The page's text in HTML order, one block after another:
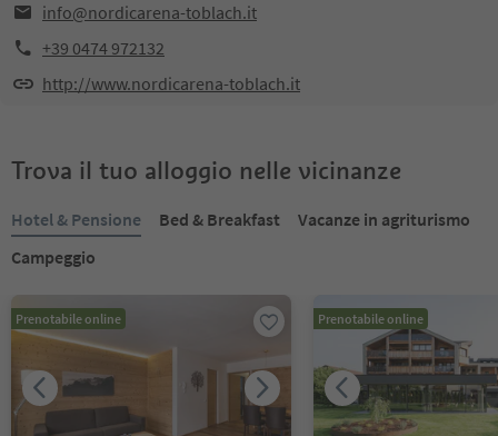
info@nordicarena-toblach.it
+39 0474 972132
http://www.nordicarena-toblach.it
Trova il tuo alloggio nelle vicinanze
Hotel & Pensione Bed & Breakfast
Vacanze in agriturismo
Campeggio
Prenotabile online Prenotabile online